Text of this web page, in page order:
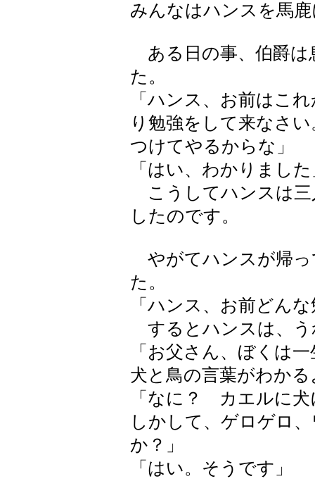
みんなはハンスを馬
ある日の事、伯爵は
た。
「ハンス、お前はこ
り勉強をして来なさ
つけてやるからな」
「はい、わかりまし
こうしてハンスは三
したのです。
やがてハンスが帰っ
た。
「ハンス、お前どん
するとハンスは、う
「お父さん、ぼくは
犬と鳥の言葉がわか
「なに？ カエルに
しかして、ゲロゲロ
か？」
「はい。そうです」